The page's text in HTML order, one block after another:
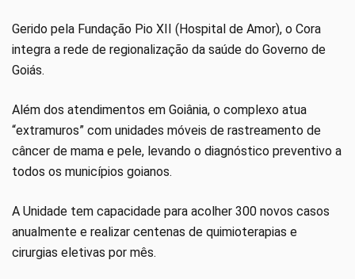
Gerido pela Fundação Pio XII (Hospital de Amor), o Cora
integra a rede de regionalização da saúde do Governo de
Goiás.
Além dos atendimentos em Goiânia, o complexo atua
“extramuros” com unidades móveis de rastreamento de
câncer de mama e pele, levando o diagnóstico preventivo a
todos os municípios goianos.
A Unidade tem capacidade para acolher 300 novos casos
anualmente e realizar centenas de quimioterapias e
cirurgias eletivas por mês.